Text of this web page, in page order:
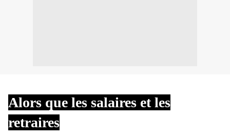
Alors que les salaires et les
retraires